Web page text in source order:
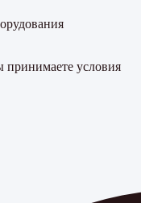
принимаете условия